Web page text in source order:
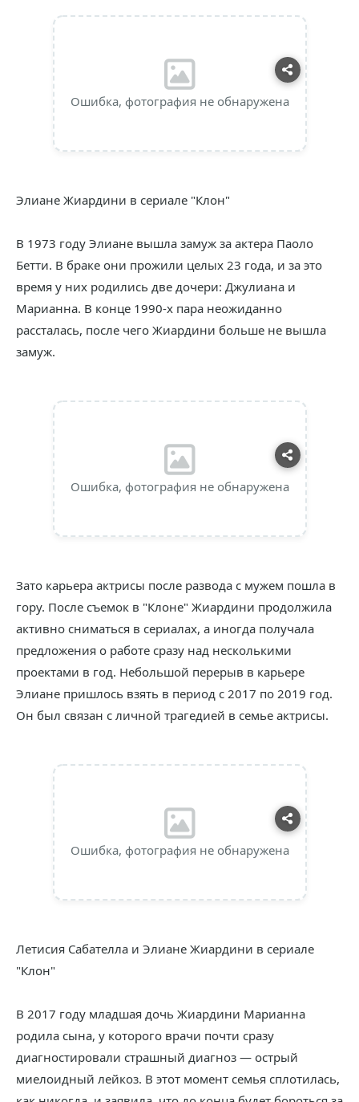
Ошибка, фотография не обнаружена
Элиане Жиардини в сериале "Клон"
В 1973 году Элиане вышла замуж за актера Паоло
Бетти. В браке они прожили целых 23 года, и за это
время у них родились две дочери: Джулиана и
Марианна. В конце 1990-х пара неожиданно
рассталась, после чего Жиардини больше не вышла
замуж.
Ошибка, фотография не обнаружена
Зато карьера актрисы после развода с мужем пошла в
гору. После съемок в "Клоне" Жиардини продолжила
активно сниматься в сериалах, а иногда получала
предложения о работе сразу над несколькими
проектами в год. Небольшой перерыв в карьере
Элиане пришлось взять в период с 2017 по 2019 год.
Он был связан с личной трагедией в семье актрисы.
Ошибка, фотография не обнаружена
Летисия Сабателла и Элиане Жиардини в сериале
"Клон"
В 2017 году младшая дочь Жиардини Марианна
родила сына, у которого врачи почти сразу
диагностировали страшный диагноз — острый
миелоидный лейкоз. В этот момент семья сплотилась,